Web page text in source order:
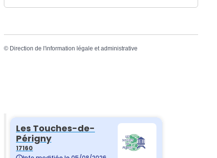
© Direction de l'information légale et administrative